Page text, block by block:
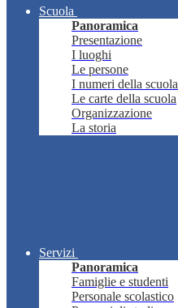
Scuola
Panoramica
Presentazione
I luoghi
Le persone
I numeri della scuola
Le carte della scuola
Organizzazione
La storia
Servizi
Panoramica
Famiglie e studenti
Personale scolastico